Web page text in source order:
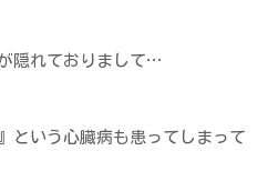
隠れておりまして…
という心臓病も患ってしまって